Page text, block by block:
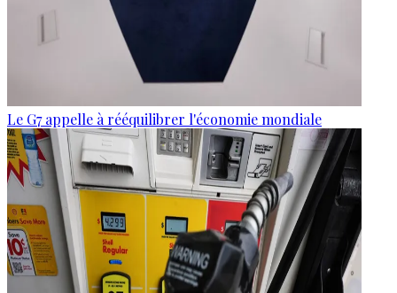
Le G7 appelle à rééquilibrer l'économie mondiale